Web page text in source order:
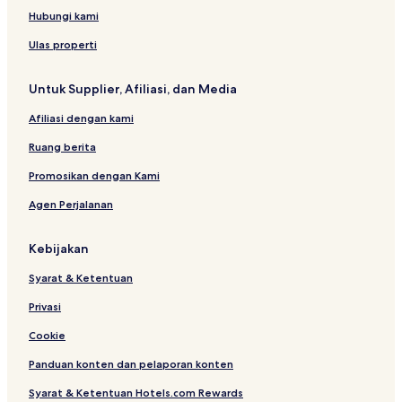
e
l
Hubungi kami
Ulas properti
Untuk Supplier, Afiliasi, dan Media
Afiliasi dengan kami
Ruang berita
Promosikan dengan Kami
Agen Perjalanan
Kebijakan
Syarat & Ketentuan
Privasi
Cookie
Panduan konten dan pelaporan konten
Syarat & Ketentuan Hotels.com Rewards